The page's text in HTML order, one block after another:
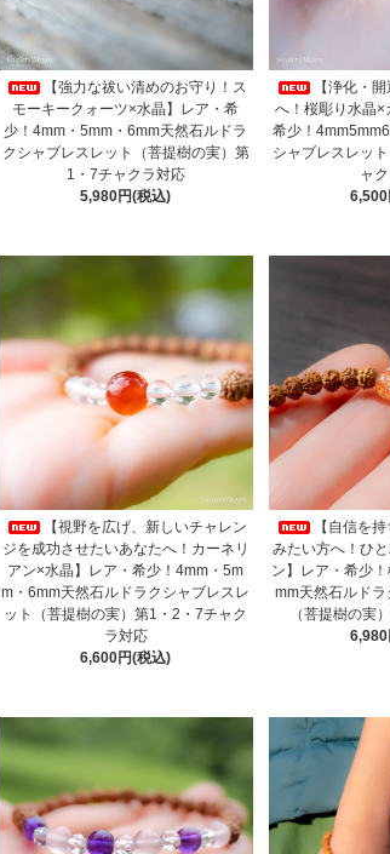
【強力な祓い清めのお守り！ス
モーキークォーツ×水晶】レア・希
少！4mm・5mm・6mm天然石ルドラ
クシャブレスレット（菩提樹の実）第
1・7チャクラ対応
5,980円(税込)
【浄化・
へ！桜彫り水晶×
希少！
シャブレスレッ
ャ
【視野を広げ、新しいチャレン
ジを成功させたいあなたへ！カーネリ
アン×水晶】レア・希少！4mm・5m
m・6mm天然石ルドラクシャブレスレ
ット（菩提樹の実）第1・2・7チャク
ラ対応
6,600円(税込)
【自信を
みたい方へ！ひ
ン】レア・希少
mm天然石ルドラ
（菩提樹の実